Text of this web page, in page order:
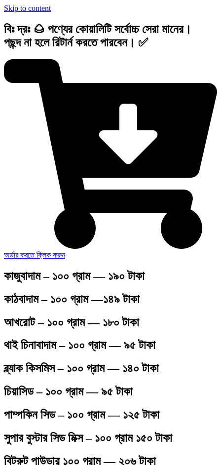
Skip to content
বিঃ দ্রঃ 🌰 পণ্যের কোয়ালিটি সর্বোচ্চ সেরা মানের।
পছন্দ না হলে রিটার্ন করতে পারবেন। ✅
অর্ডার করতে ক্লিক করুন
কাজুবাদাম – ১০০ গ্রাম — ১৯০ টাকা
কাঠবাদাম – ১০০ গ্রাম —১৪৯ টাকা
আখরোট – ১০০ গ্রাম — ১৮০ টাকা
থাই চিনাবাদাম – ১০০ গ্রাম — ৯৫ টাকা
ব্ল্যাক কিসমিস – ১০০ গ্রাম — ১৪০ টাকা
চিয়াসিড – ১০০ গ্রাম — ৯৫ টাকা
পাম্পকিন সিড – ১০০ গ্রাম — ১২৫ টাকা
সুপার বুস্টার সিড মিক্স – ১০০ গ্রাম ১৫০ টাকা
বিটরুট পাউডার ১০০ গ্রাম — ২০৬ টাকা